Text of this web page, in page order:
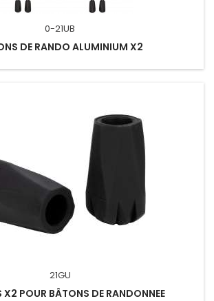
0-21UB
DE RANDO ALUMINIUM X2
21GU
X2 POUR BÂTONS DE RANDONNEE